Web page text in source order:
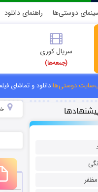
دوستی‌ها راهنمای دانلود
سریال کوری
(جمعه‌ها)
دوستی‌هادانلود و تماشای